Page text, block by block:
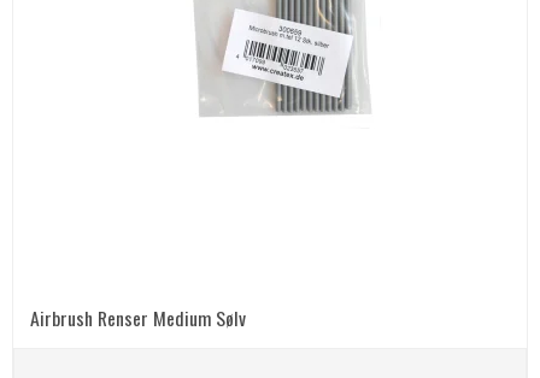
Airbrush Renser Medium Sølv